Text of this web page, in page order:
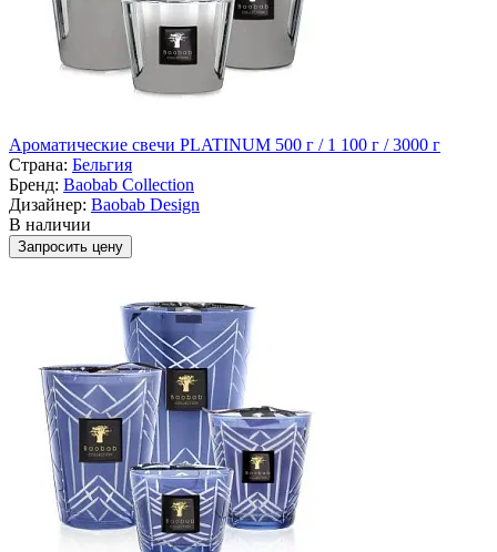
Ароматические свечи PLATINUM 500 г / 1 100 г / 3000 г
Страна: Бельгия
Бренд: Baobab Collection
Дизайнер: Baobab Design
В наличии
Запросить цену